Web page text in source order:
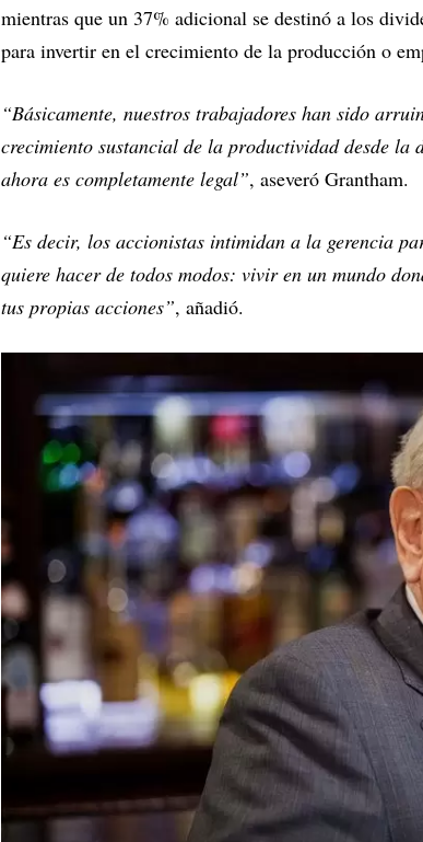
mientras que un 37% adicional se destinó a los
para invertir en el crecimiento de la producción o
“Básicamente, nuestros trabajadores han sido
crecimiento sustancial de la productividad desde
ahora es completamente legal”, aseveró Grantham.
“Es decir, los accionistas intimidan a la gerencia
quiere hacer de todos modos: vivir en un mundo
tus propias acciones”, añadió.